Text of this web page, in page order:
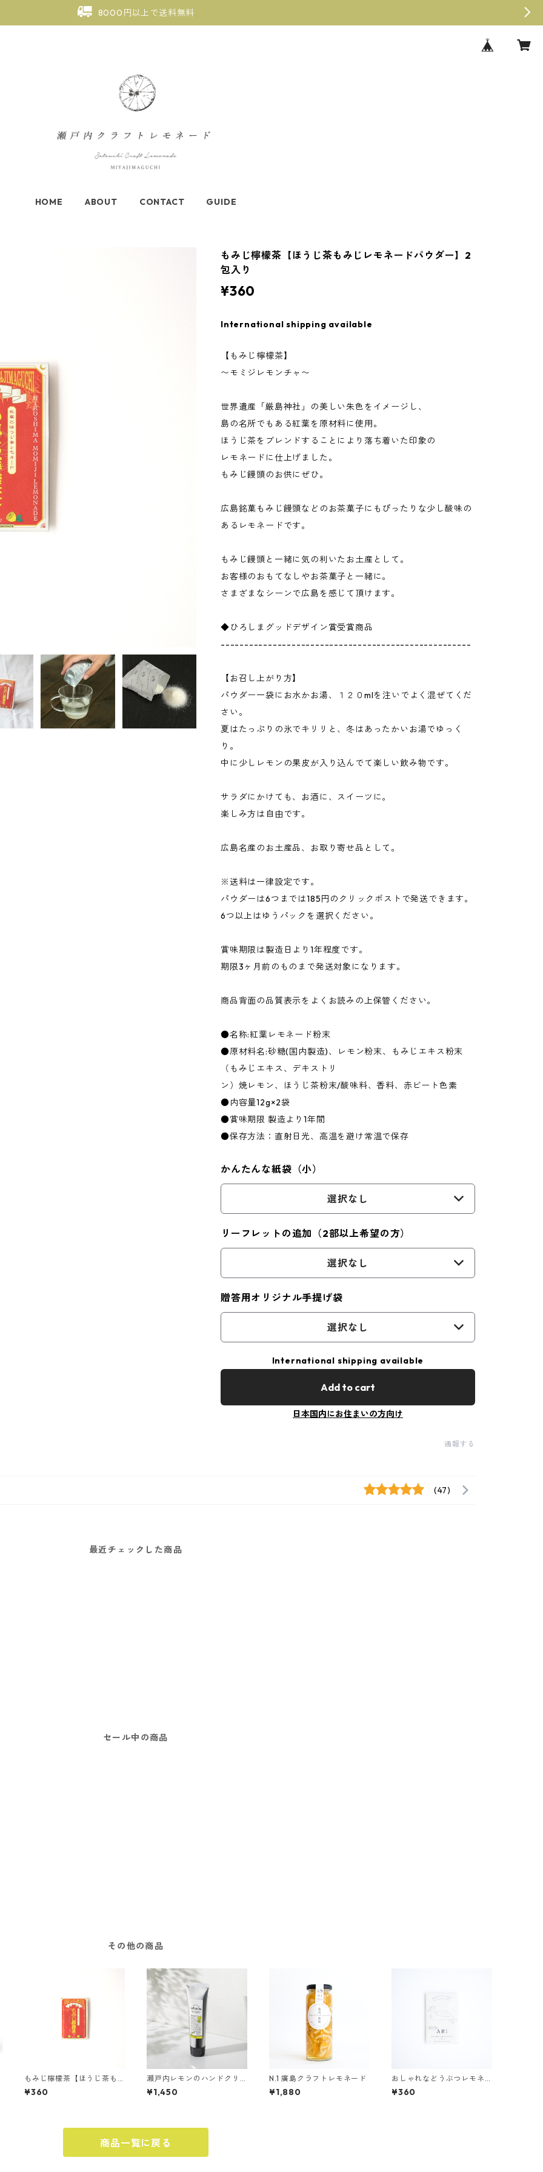
8000円以上で送料無料
HOME ABOUT CONTACT GUIDE
もみじ檸檬茶【ほうじ茶もみじレモネードパウダー】2
包入り
¥360
International shipping available
【もみじ檸檬茶】
〜モミジレモンチャ〜
世界遺産「厳島神社」の美しい朱色をイメージし、
島の名所でもある紅葉を原材料に使用。
ほうじ茶をブレンドすることにより落ち着いた印象の
レモネードに仕上げました。
もみじ饅頭のお供にぜひ。
広島銘菓もみじ饅頭などのお茶菓子にもぴったりな少し酸味の
あるレモネードです。
もみじ饅頭と一緒に気の利いたお土産として。
お客様のおもてなしやお茶菓子と一緒に。
さまざまなシーンで広島を感じて頂けます。
◆ひろしまグッドデザイン賞受賞商品
-----------------------------------------------------
【お召し上がり方】
パウダー一袋にお水かお湯、１２０mlを注いでよく混ぜてくだ
さい。
夏はたっぷりの氷でキリリと、冬はあったかいお湯でゆっく
り。
中に少しレモンの果皮が入り込んでて楽しい飲み物です。
サラダにかけても、お酒に、スイーツに。
楽しみ方は自由です。
広島名産のお土産品、お取り寄せ品として。
※送料は一律設定です。
パウダーは6つまでは185円のクリックポストで発送できます。
6つ以上はゆうパックを選択ください。
賞味期限は製造日より1年程度です。
期限3ヶ月前のものまで発送対象になります。
商品背面の品質表示をよくお読みの上保管ください。
●名称:紅葉レモネード粉末
●原材料名:砂糖(国内製造)、レモン粉末、もみじエキス粉末
（もみじエキス、デキストリ
ン）焼レモン、ほうじ茶粉末/酸味料、香料、赤ビート色素
●内容量12g×2袋
●賞味期限 製造より1年間
●保存方法：直射日光、高温を避け常温で保存
かんたんな紙袋（小）
選択なし
リーフレットの追加（2部以上希望の方）
選択なし
贈答用オリジナル手提げ袋
選択なし
International shipping available
Add to cart
日本国内にお住まいの方向け
通報する
(47)
最近チェックした商品
セール中の商品
その他の商品
もみじ檸檬茶【ほうじ茶も
みじレモネードパウダー】2
包入り
¥360
瀬戸内レモンのハンドクリ
ーム 75g
¥1,450
N.1 廣島クラフトレモネード
¥1,880
おしゃれなどうぶつレモネ
ード 〜アビ〜【ほうじ茶
もみじレモネードパウダ
¥360
商品一覧に戻る